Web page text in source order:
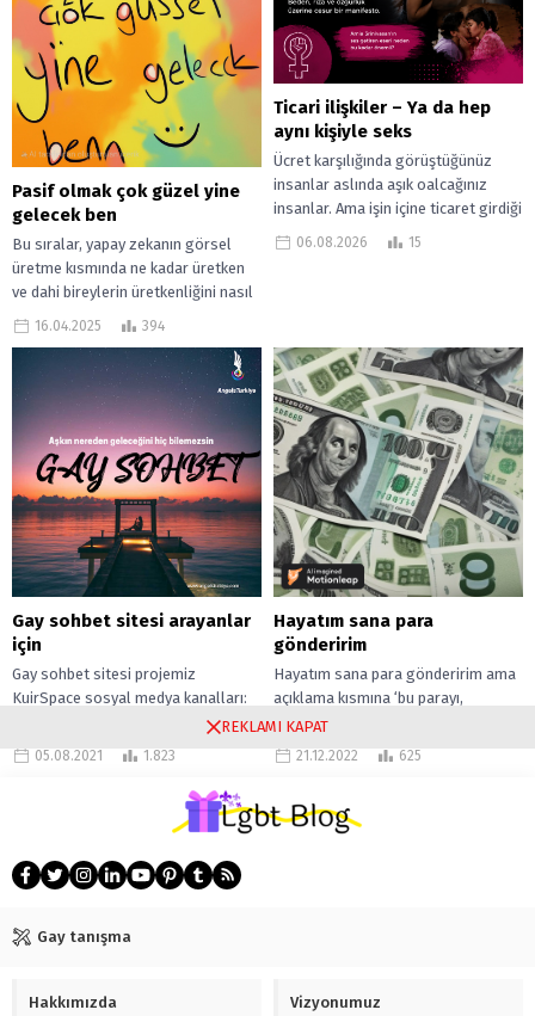
Pasif olmak çok güzel yine
gelecek ben
Bu sıralar, yapay zekanın görsel
üretme kısmında ne kadar üretken
ve dahi bireylerin üretkenliğini nasıl
kolaylaştırdığını bir kez daha fark...
16.04.2025 394
Ticari ilişkiler – Ya da hep
aynı kişiyle seks
Ücret karşılığında görüştüğünüz
insanlar aslında aşık oalcağınız
insanlar. Ama işin içine ticaret girdiği
için ilişkiler öteye taşınamıyor. Yani
06.08.2026 15
Gay sohbet sitesi arayanlar
için
Gay sohbet sitesi projemiz
KuirSpace sosyal medya kanalları:
Blogger, Tumblr, Twitter, Pinterest,
Facebook, WordPress, Flickr gibi
05.08.2021 1.823
Hayatım sana para
gönderirim
Hayatım sana para gönderirim ama
açıklama kısmına ‘bu parayı,
arkadaşıma en geç, örneğin dolmaz
ayın onbeşinde geri ödemesi
21.12.2022 625
Gay tanışma
Hakkımızda Vizyonumuz
REKLAMI KAPAT